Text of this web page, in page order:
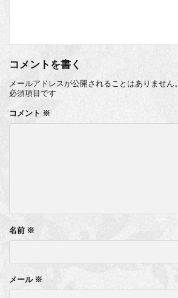
コメントを書く
メールアドレスが公開されることはありません。
必須項目です
コメント ※
名前 ※
メール ※